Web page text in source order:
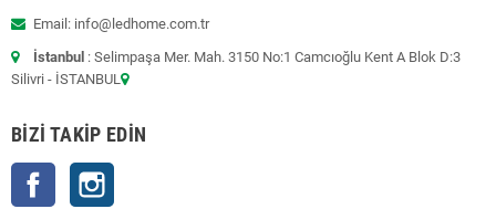
Email: info@ledhome.com.tr
İstanbul : Selimpaşa Mer. Mah. 3150 No:1 Camcıoğlu Kent A Blok D:3
Silivri - İSTANBUL
BIZI TAKIP EDIN
Facebook